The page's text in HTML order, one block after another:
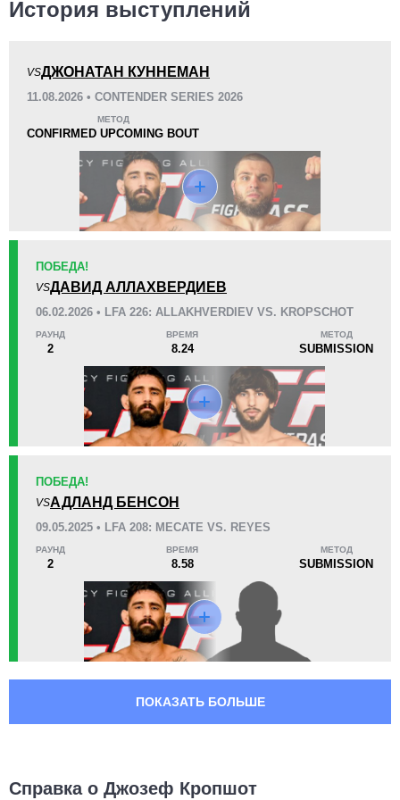
2(67%)
0
Среднее время боя Финиши в первом раунде
3
1
1
1
История выступлений
VSДЖОНАТАН КУННЕМАН
11.08.2026 • CONTENDER SERIES 2026
МЕТОД
CONFIRMED UPCOMING BOUT
ПОБЕДА!
VSДАВИД АЛЛАХВЕРДИЕВ
06.02.2026 • LFA 226: ALLAKHVERDIEV VS. KROPSCHOT
РАУНД
2
ВРЕМЯ
8.24
МЕТОД
SUBMISSION
ПОБЕДА!
VSАДЛАНД БЕНСОН
09.05.2025 • LFA 208: MECATE VS. REYES
РАУНД
2
ВРЕМЯ
8.58
МЕТОД
SUBMISSION
ПОКАЗАТЬ БОЛЬШЕ
Справка о Джозеф Кропшот